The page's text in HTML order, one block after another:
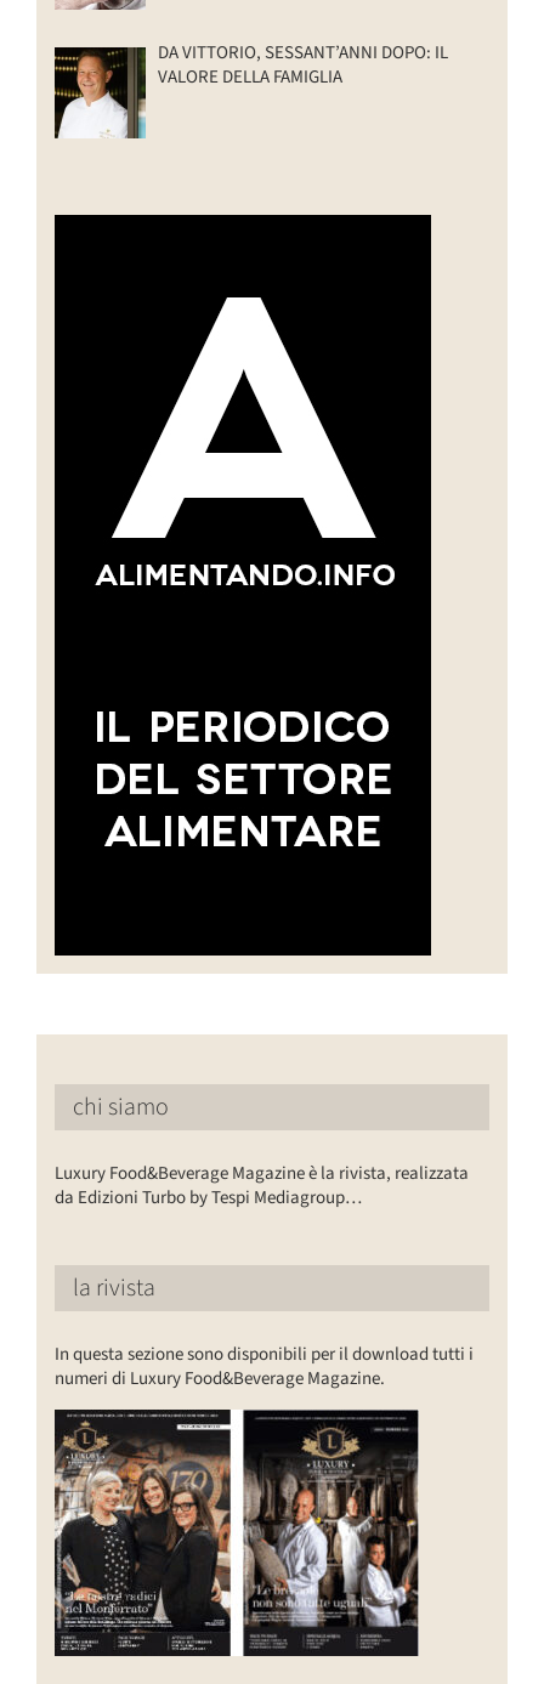
chi siamo
Luxury Food&Beverage Magazine è la rivista, realizzata
da Edizioni Turbo by Tespi Mediagroup…
la rivista
In questa sezione sono disponibili per il download tutti i
numeri di Luxury Food&Beverage Magazine.
DA VITTORIO, SESSANT’ANNI DOPO: IL
VALORE DELLA FAMIGLIA